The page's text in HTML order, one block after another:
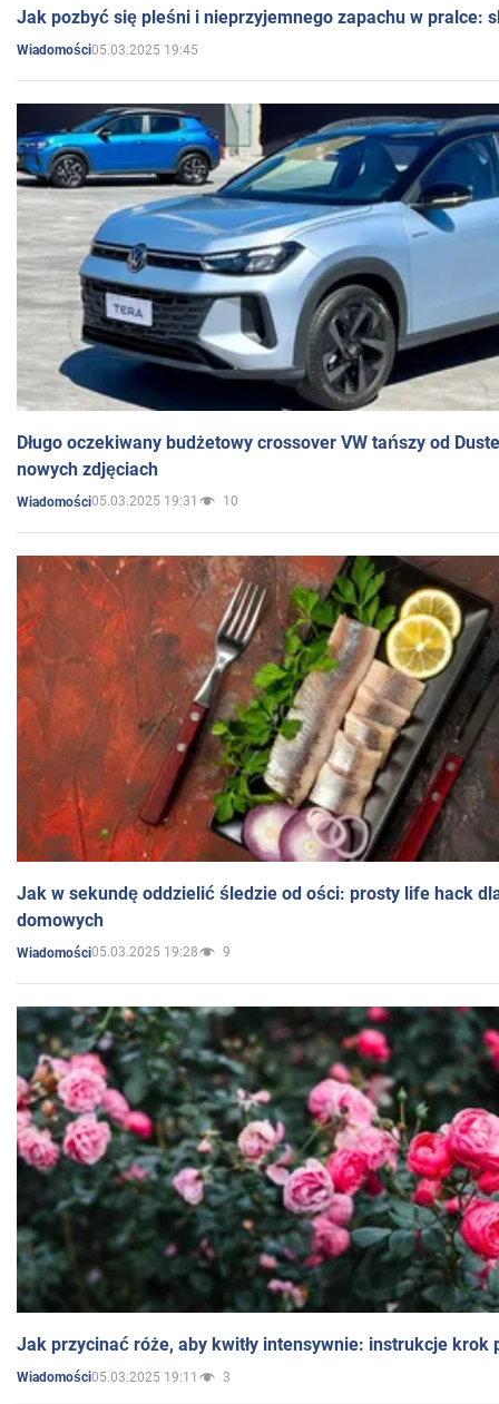
Jak pozbyć się pleśni i nieprzyjemnego zapachu w pralce:
Wiadomości05.03.2025 19:45
Długo oczekiwany budżetowy crossover VW tańszy od
nowych zdjęciach
Wiadomości05.03.2025 19:31 10
Jak w sekundę oddzielić śledzie od ości: prosty life hack
domowych
Wiadomości05.03.2025 19:28 9
Jak przycinać róże, aby kwitły intensywnie: instrukcje krok
Wiadomości05.03.2025 19:11 3